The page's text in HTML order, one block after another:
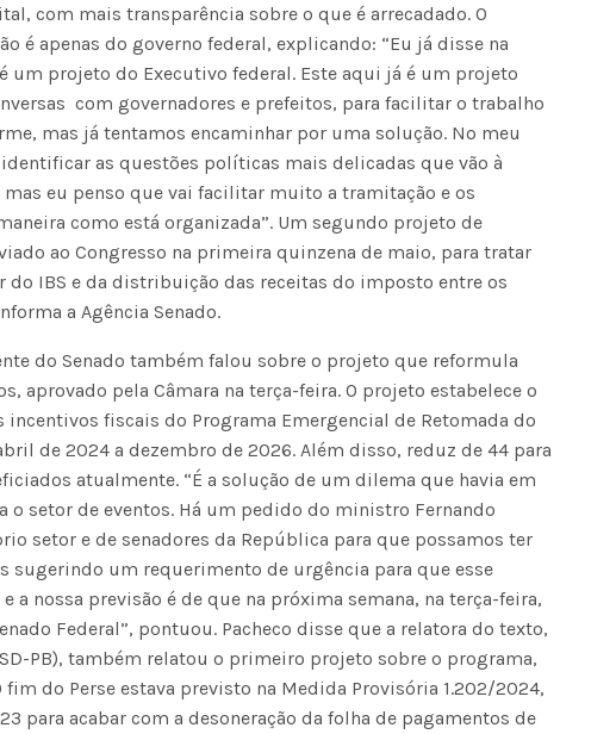
com mais transparência sobre o que é arrecadado. O
é apenas do governo federal, explicando: “Eu já disse na
um projeto do Executivo federal. Este aqui já é um projeto
com governadores e prefeitos, para facilitar o trabalho
mas já tentamos encaminhar por uma solução. No meu
as questões políticas mais delicadas que vão à
mas eu penso que vai facilitar muito a tramitação e os
como está organizada”. Um segundo projeto de
ao Congresso na primeira quinzena de maio, para tratar
do IBS e da distribuição das receitas do imposto entre os
a Agência Senado.
do Senado também falou sobre o projeto que reformula
aprovado pela Câmara na terça-feira. O projeto estabelece o
incentivos fiscais do Programa Emergencial de Retomada do
de 2024 a dezembro de 2026. Além disso, reduz de 44 para
atualmente. “É a solução de um dilema que havia em
o setor de eventos. Há um pedido do ministro Fernando
setor e de senadores da República para que possamos ter
sugerindo um requerimento de urgência para que esse
a nossa previsão é de que na próxima semana, na terça-feira,
Federal”, pontuou. Pacheco disse que a relatora do texto,
PB), também relatou o primeiro projeto sobre o programa,
do Perse estava previsto na Medida Provisória 1.202/2024,
para acabar com a desoneração da folha de pagamentos de
Seinfra realiza serviços de tapa-
buraco em quase 50 bairros nesta
quinta-feira